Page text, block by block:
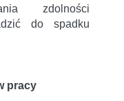
zdolności
do spadku
pracy